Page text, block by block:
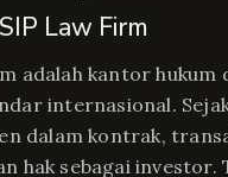
Law Firm
adalah kantor hukum
internasional.
dalam kontrak,
hak sebagai investor.